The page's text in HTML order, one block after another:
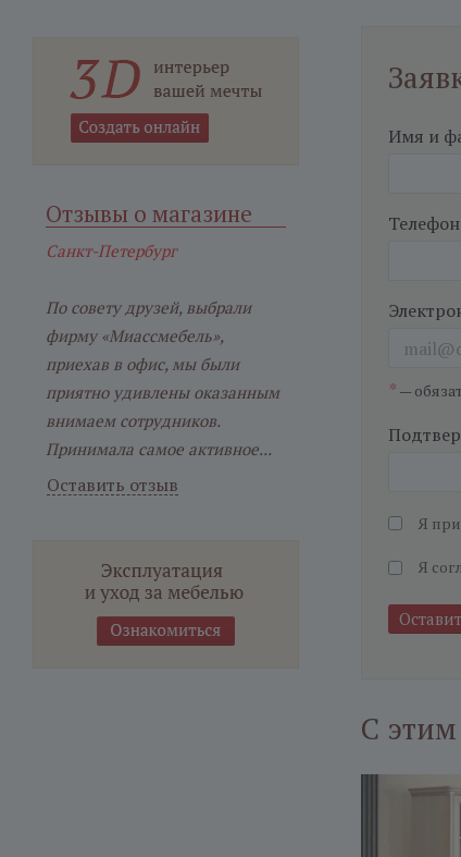
Имя и
Телефон
* —
Я
Я
С
Отзывы о магазине
Санкт-Петербург
По совету друзей, выбрали
фирму «Миассмебель»,
приехав в офис, мы были
приятно удивлены оказанным
внимаем сотрудников.
Принимала самое активное...
Оставить отзыв